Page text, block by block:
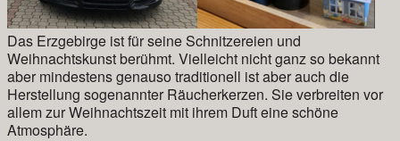
Das Erzgebirge ist für seine Schnitzereien und
Weihnachtskunst berühmt. Vielleicht nicht ganz so bekannt
aber mindestens genauso traditionell ist aber auch die
Herstellung sogenannter Räucherkerzen. Sie verbreiten vor
allem zur Weihnachtszeit mit ihrem Duft eine schöne
Atmosphäre.